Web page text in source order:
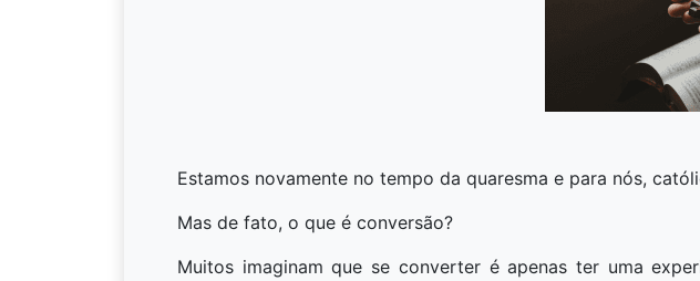
Estamos novamente no tempo da quaresma e para nós,
Mas de fato, o que é conversão?
Muitos imaginam que se converter é apenas ter uma